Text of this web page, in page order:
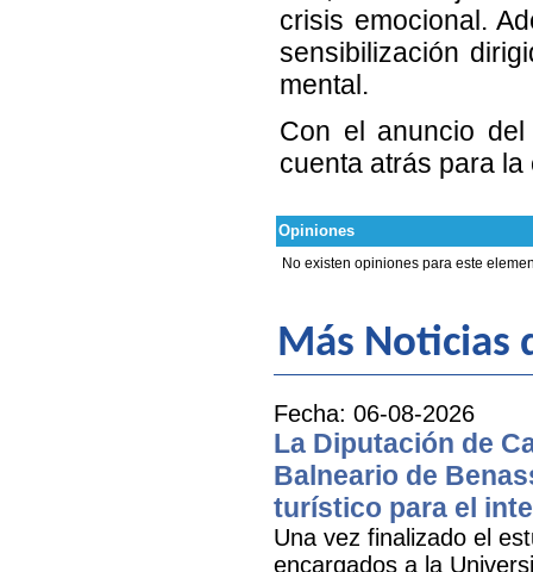
crisis emocional.
sensibilización
mental.
Con el anuncio
cuenta atrás para
Opiniones
No existen opiniones para este
Más Noticias
Fecha: 06-08-2026
La Diputación de
Balneario de
turístico para el
Una vez finalizado el
encargados a la